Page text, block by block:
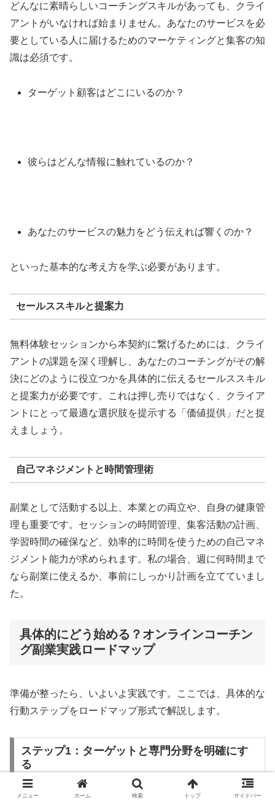
どんなに素晴らしいコーチングスキルがあっても、クライ
アントがいなければ始まりません。あなたのサービスを必
要としている人に届けるためのマーケティングと集客の知
識は必須です。
ターゲット顧客はどこにいるのか？
彼らはどんな情報に触れているのか？
あなたのサービスの魅力をどう伝えれば響くのか？
といった基本的な考え方を学ぶ必要があります。
セールススキルと提案力
無料体験セッションから本契約に繋げるためには、クライ
アントの課題を深く理解し、あなたのコーチングがその解
決にどのように役立つかを具体的に伝えるセールススキル
と提案力が必要です。これは押し売りではなく、クライア
ントにとって最適な選択肢を提示する「価値提供」だと捉
えましょう。
自己マネジメントと時間管理術
副業として活動する以上、本業との両立や、自身の健康管
理も重要です。セッションの時間管理、集客活動の計画、
学習時間の確保など、効率的に時間を使うための自己マネ
ジメント能力が求められます。私の場合、週に何時間まで
なら副業に使えるか、事前にしっかり計画を立てていまし
た。
具体的にどう始める？オンラインコーチン
グ副業実践ロードマップ
準備が整ったら、いよいよ実践です。ここでは、具体的な
行動ステップをロードマップ形式で解説します。
ステップ1：ターゲットと専門分野を明確にす
る
メニュー ホーム 検索 トップ サイドバー